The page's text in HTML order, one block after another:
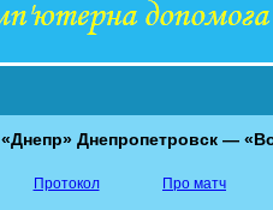
«Днепр» Днепропетровск —
Протокол Про матч